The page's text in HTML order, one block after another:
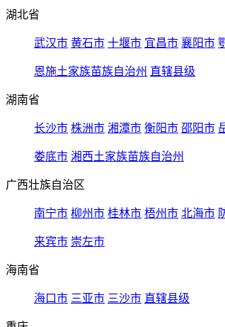
湖北省
武汉市 黄石市 十堰市 宜昌市 襄阳市
恩施土家族苗族自治州 直辖县级
湖南省
长沙市 株洲市 湘潭市 衡阳市 邵阳市
娄底市 湘西土家族苗族自治州
广西壮族自治区
南宁市 柳州市 桂林市 梧州市 北海市
来宾市 崇左市
海南省
海口市 三亚市 三沙市 直辖县级